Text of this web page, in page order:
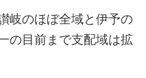
岐のほぼ全域と伊予の
の目前まで支配域は拡